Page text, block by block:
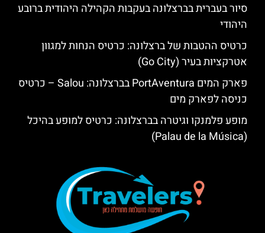
סיור בעברית בברצלונה בעקבות הקהילה היהודית ברובע
היהודי
כרטיס ההטבות של ברצלונה: כרטיס הנחות למגוון
אטרקציות בעיר (Go City)
פארק המים PortAventura בברצלונה: Salou – כרטיס
כניסה לפארק מים
מופע פלמנקו וגיטרה בברצלונה: כרטיס למופע בהיכל
(Palau de la Música)